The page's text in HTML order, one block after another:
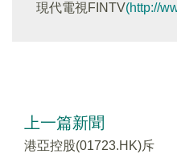
現代電視FINTV(http://
上一篇新聞
港亞控股(01723.HK)斥